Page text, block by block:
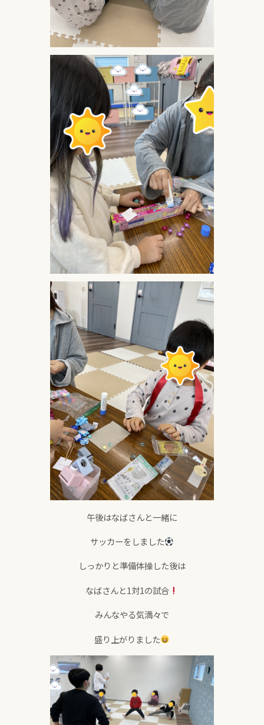
午後はなばさんと一緒に
サッカーをしました
しっかりと準備体操した後は
なばさんと1対1の試合
みんなやる気満々で
盛り上がりました